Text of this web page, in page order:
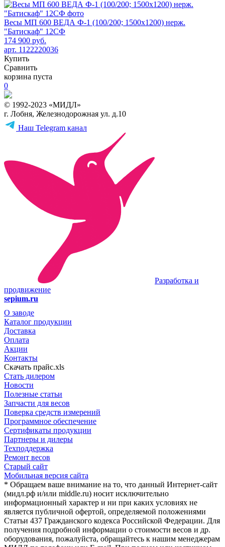
Весы МП 600 ВЕДА Ф-1 (100/200; 1500х1200) нерж.
"Батискаф" 12СФ
174 900 руб.
арт. 1122220036
Купить
Сравнить
корзина пуста
0
© 1992-2023 «МИДЛ»
г. Лобня, Железнодорожная ул. д.10
Наш Telegram канал
Разработка и
продвижение
sepium.ru
О заводе
Каталог продукции
Доставка
Оплата
Акции
Контакты
Скачать прайс.xls
Стать дилером
Новости
Полезные статьи
Запчасти для весов
Поверка средств измерений
Программное обеспечение
Сертификаты продукции
Партнеры и дилеры
Техподдержка
Ремонт весов
Старый сайт
Мобильная версия сайта
* Обращаем ваше внимание на то, что данный Интернет-сайт
(мидл.рф и/или middle.ru) носит исключительно
информационный характер и ни при каких условиях не
является публичной офертой, определяемой положениями
Статьи 437 Гражданского кодекса Российской Федерации. Для
получения подробной информации о стоимости весов и др.
оборудования, пожалуйста, обращайтесь к нашим менеджерам